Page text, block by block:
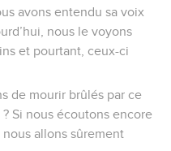
avons entendu sa voix
nous le voyons
et pourtant, ceux-ci
de mourir brûlés par ce
Si nous écoutons encore
nous allons sûrement